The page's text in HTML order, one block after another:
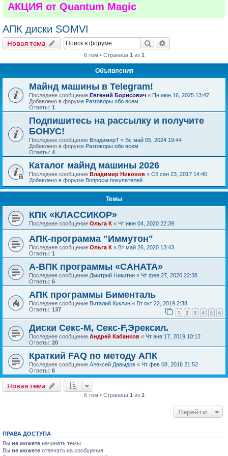
АКЦИЯ от Quantum Magic
АПК диски SOMVI
Новая тема Поиск
6 тем • Страница 1 из 1
Объявления
Майнд машины в Telegram!
Последнее сообщение Евгений Борисович « Пн июн 16, 2025 13:47
Добавлено в форуме Разговоры обо всем
Ответы: 1
Подпишитесь на рассылку и получите
БОНУС!
Последнее сообщение ВладимирТ « Вс май 05, 2024 19:44
Добавлено в форуме Разговоры обо всем
Ответы: 4
Каталог майнд машины 2026
Последнее сообщение Владимир Никонов « Сб сен 23, 2017 14:40
Добавлено в форуме Вопросы покупателей
Темы
КПК «КЛАССИКОР»
Последнее сообщение Ольга К « Чт июн 04, 2020 22:39
АПК-программа "Иммутон"
Последнее сообщение Ольга К « Вт май 26, 2020 13:43
Ответы: 1
А-ВПК программы «САНАТА»
Последнее сообщение Дмитрий Никитин « Чт фев 27, 2020 22:38
Ответы: 6
АПК программы Бименталь
Последнее сообщение Виталий Куклин « Вт окт 22, 2019 2:38
Ответы: 137 1 2 3 4 5 6
Диски Секс-М, Секс-F,Эрексил.
Последнее сообщение Андрей Кабанков « Чт янв 17, 2019 10:12
Ответы: 20
Краткий FAQ по методу АПК
Последнее сообщение Алексей Давыдов « Чт фев 08, 2018 21:52
Ответы: 6
Новая тема
6 тем • Страница 1 из 1
Перейти
ПРАВА ДОСТУПА
Вы не можете начинать темы
Вы не можете отвечать на сообщения